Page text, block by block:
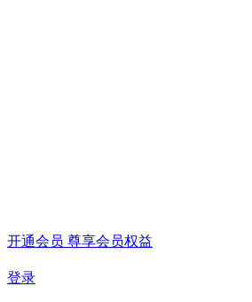
开通会员 尊享会员权益
登录